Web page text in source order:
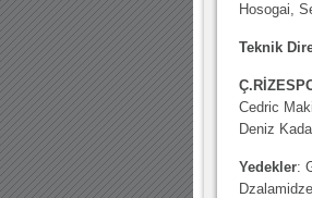
Hosogai,
Teknik
Cedric
Deniz
Yedekler: